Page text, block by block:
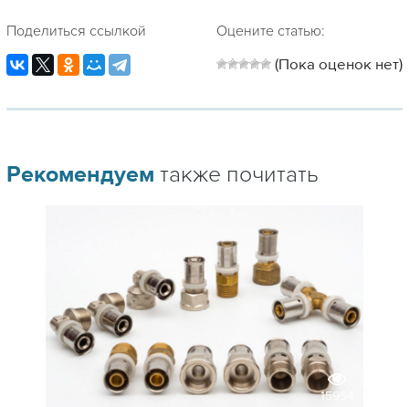
Поделиться ссылкой Оцените статью:
(Пока оценок нет)
Рекомендуем также почитать
15954